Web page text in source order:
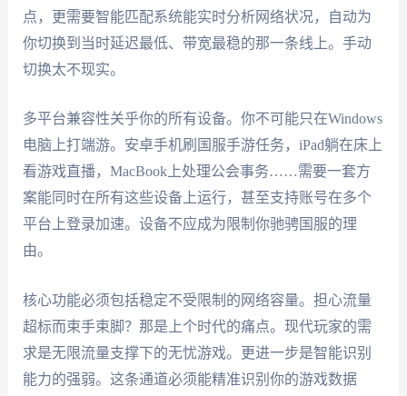
点，更需要智能匹配系统能实时分析网络状况，自动为
你切换到当时延迟最低、带宽最稳的那一条线上。手动
切换太不现实。
多平台兼容性关乎你的所有设备。你不可能只在Windows
电脑上打端游。安卓手机刷国服手游任务，iPad躺在床上
看游戏直播，MacBook上处理公会事务……需要一套方
案能同时在所有这些设备上运行，甚至支持账号在多个
平台上登录加速。设备不应成为限制你驰骋国服的理
由。
核心功能必须包括稳定不受限制的网络容量。担心流量
超标而束手束脚？那是上个时代的痛点。现代玩家的需
求是无限流量支撑下的无忧游戏。更进一步是智能识别
能力的强弱。这条通道必须能精准识别你的游戏数据